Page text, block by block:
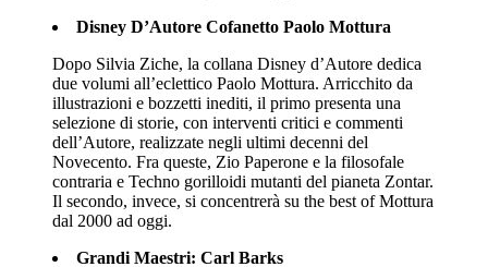
Disney D’Autore Cofanetto Paolo Mottura
Dopo Silvia Ziche, la collana Disney d’Autore dedica
due volumi all’eclettico Paolo Mottura. Arricchito da
illustrazioni e bozzetti inediti, il primo presenta una
selezione di storie, con interventi critici e commenti
dell’Autore, realizzate negli ultimi decenni del
Novecento. Fra queste, Zio Paperone e la filosofale
contraria e Techno gorilloidi mutanti del pianeta Zontar.
Il secondo, invece, si concentrerà su the best of Mottura
dal 2000 ad oggi.
Grandi Maestri: Carl Barks